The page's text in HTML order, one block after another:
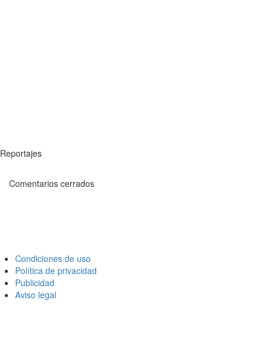
Reportajes
Comentarios cerrados
Condiciones de uso
Política de privacidad
Publicidad
Aviso legal